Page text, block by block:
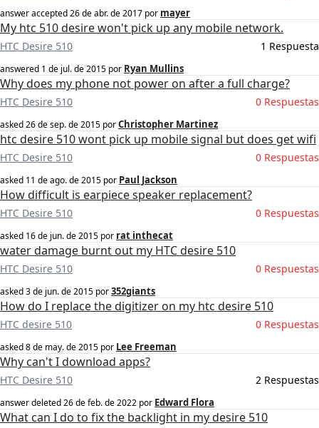
answer accepted26 de abr. de 2017 por mayer
My htc 510 desire won't pick up any mobile network.
HTC Desire 510 1 Respuesta
answered 1 de jul. de 2015 por Ryan Mullins
Why does my phone not power on after a full charge?
HTC Desire 510 0 Respuestas
asked26 de sep. de 2015 porChristopher Martinez
htc desire 510 wont pick up mobile signal but does get wifi
HTC Desire 510 0 Respuestas
asked 11 de ago. de 2015 por Paul Jackson
How difficult is earpiece speaker replacement?
HTC Desire 510 0 Respuestas
asked 16 de jun. de 2015 por rat inthecat
water damage burnt out my HTC desire 510
HTC Desire 510 0 Respuestas
asked3 de jun. de 2015 por352giants
How do I replace the digitizer on my htc desire 510
HTC desire 510 0 Respuestas
asked8 de may. de 2015 por Lee Freeman
Why can't I download apps?
HTC Desire 510 2 Respuestas
answer deleted26 de feb. de 2022 por Edward Flora
What can I do to fix the backlight in my desire 510